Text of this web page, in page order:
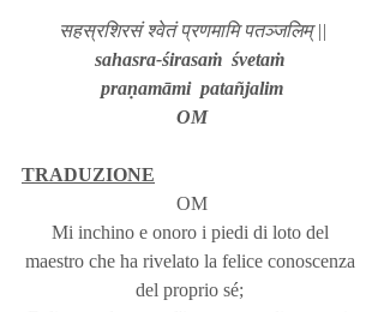
सहस्रशिरसं श्वेतं प्रणमामि पतञ्जलिम् ||
sahasra-śirasaṁ  śvetaṁ
praṇamāmi  patañjalim
OM
TRADUZIONE
OM
Mi inchino e onoro i piedi di loto del
maestro che ha rivelato la felice conoscenza
del proprio sé;